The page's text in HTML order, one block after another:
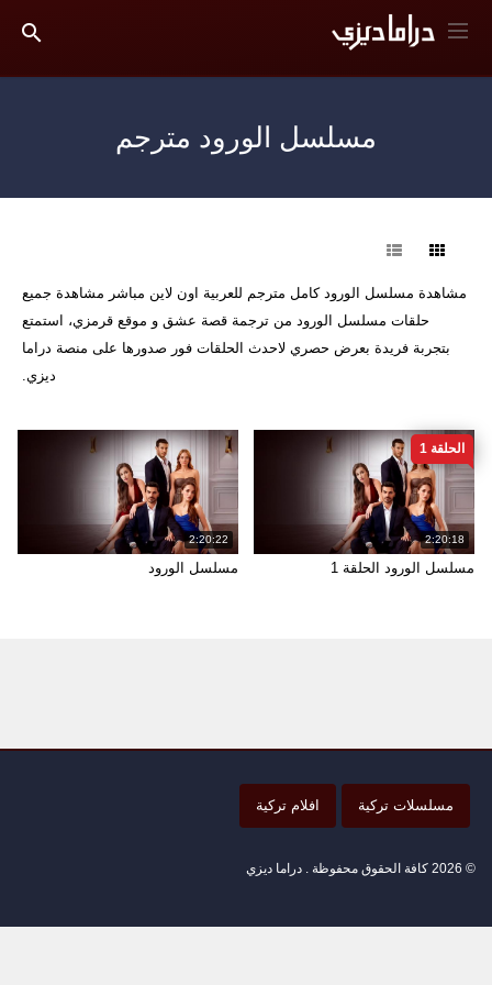
مسلسل الورود مترجم
مشاهدة مسلسل الورود كامل مترجم للعربية اون لاين مباشر مشاهدة جميع
حلقات مسلسل الورود من ترجمة قصة عشق و موقع قرمزي، استمتع
بتجربة فريدة بعرض حصري لاحدث الحلقات فور صدورها على منصة دراما
ديزي.
2:20:18
الحلقة 1
مسلسل الورود الحلقة 1
2:20:22
مسلسل الورود
مسلسلات تركية افلام تركية
© 2026 كافة الحقوق محفوظة . دراما ديزي